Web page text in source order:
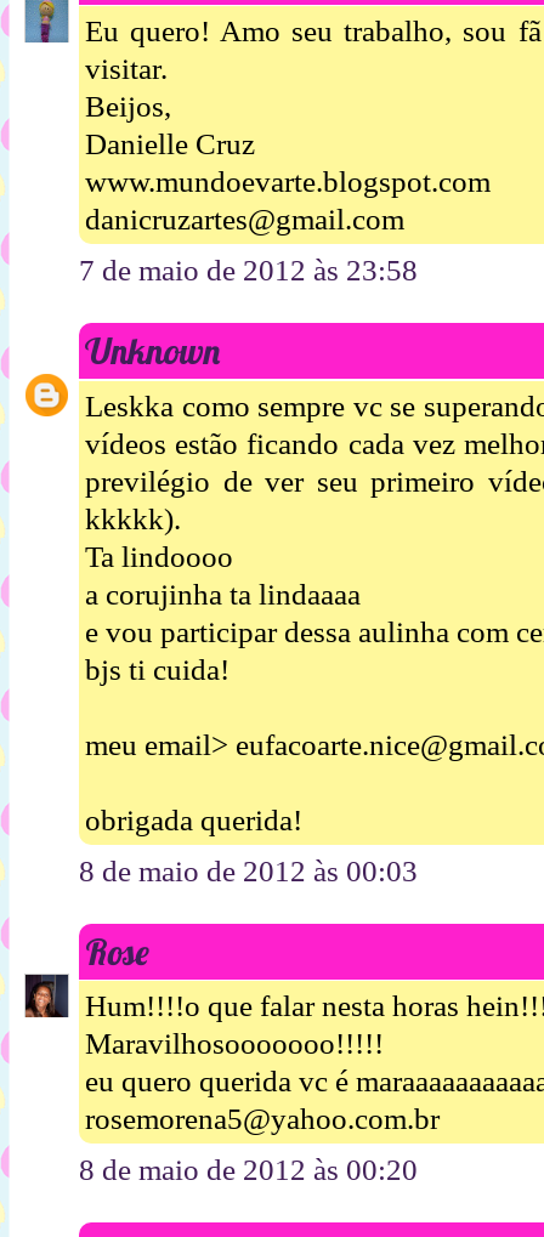
Eu quero! Amo seu trabalho, sou
visitar.
Beijos,
Danielle Cruz
www.mundoevarte.blogspot.com
danicruzartes@gmail.com
7 de maio de 2012 às 23:58
Unknown
Leskka como sempre vc se
vídeos estão ficando cada vez
previlégio de ver seu primeiro
kkkkk).
Ta lindoooo
a corujinha ta lindaaaa
e vou participar dessa aulinha com
bjs ti cuida!
meu email>
obrigada querida!
8 de maio de 2012 às 00:03
Rose
Hum!!!!o que falar nesta horas
Maravilhosooooooo!!!!!
eu quero querida vc é
rosemorena5@yahoo.com.br
8 de maio de 2012 às 00:20